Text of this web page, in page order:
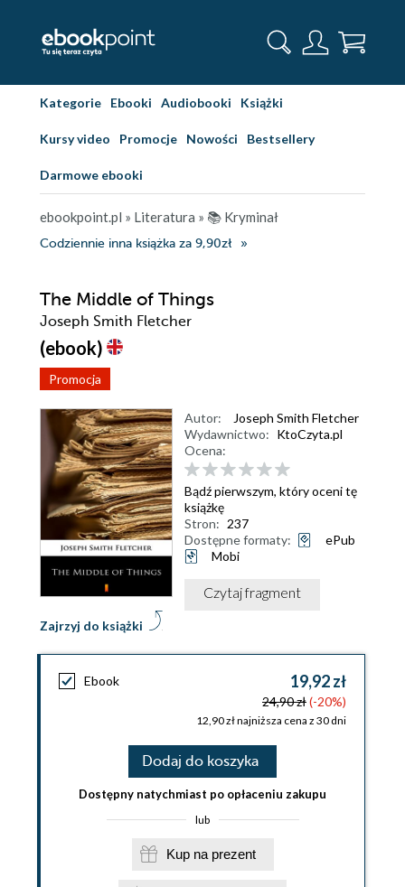
Kategorie Ebooki Audiobooki Książki
Kursy video Promocje Nowości Bestsellery
Darmowe ebooki
ebookpoint.pl » Literatura » 📚 Kryminał
Codziennie inna książka za 9,90zł
The Middle of Things
Joseph Smith Fletcher
(ebook)
Promocja
Zajrzyj do książki
Autor:
Joseph Smith Fletcher
Wydawnictwo: KtoCzyta.pl
Ocena:
Bądź pierwszym, który oceni tę
książkę
Stron: 237
Dostępne formaty:
ePub
Mobi
Czytaj fragment
Ebook 19,92 zł
24,90 zł(-20%)
12,90 zł najniższa cena z 30 dni
Dodaj do koszyka
Dostępny natychmiast po opłaceniu zakupu
lub
Kup na prezent